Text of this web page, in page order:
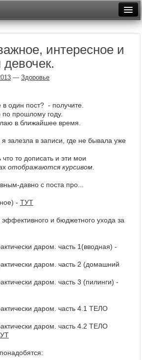
Неделя
Месяц
Архив
Фототоп
интересное и
— Здоровье
в один пост? - получите.
по прошлому году.
в ближайшее время.
залезла в записи, где не бывала уже
то дописать и эти мои
отображаются курсивом.
давно с поста про...
- ТУТ
и бюджетного ухода за
даром. часть 1(вводная) -
даром. часть 2 (домашний
даром. часть 3 (пилинги) -
даром. часть 4.1 ТЕЛО
даром. часть 4.2 ТЕЛО